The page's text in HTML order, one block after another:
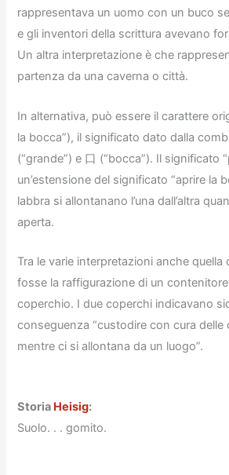
rappresentava un uomo con un buco
e gli inventori della scrittura avevano
Un altra interpretazione è che
partenza da una caverna o città.
In alternativa, può essere il carattere
la bocca”), il significato dato dalla
(“grande”) e 口 (“bocca”). Il significato
un’estensione del significato “aprire la
labbra si allontanano l’una dall’altra
aperta.
Tra le varie interpretazioni anche quella
fosse la raffigurazione di un
coperchio. I due coperchi indicavano
conseguenza “custodire con cura delle
mentre ci si allontana da un luogo”.
Storia Heisig:
Suolo. . . gomito.